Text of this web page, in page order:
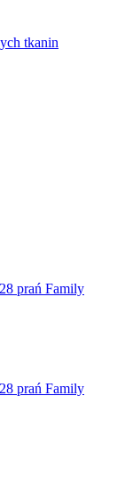
tkanin
prań Family
prań Family